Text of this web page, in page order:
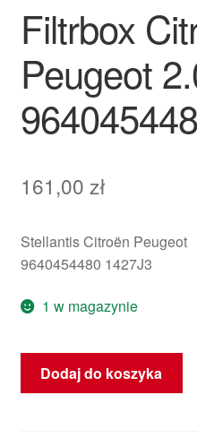
Zasady i warunki
Filtrbox
Peugeot
161,00 zł
Stellantis Citroën Peugeot
9640454480 1427J3
1 w magazynie
ilość
Filtrbox
Dodaj do koszyka